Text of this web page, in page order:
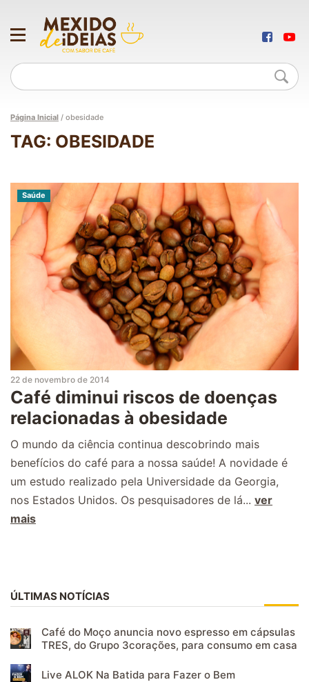
Página Inicial / obesidade
TAG: OBESIDADE
Saúde
22 de novembro de 2014
Café diminui riscos de doenças
relacionadas à obesidade
O mundo da ciência continua descobrindo mais
benefícios do café para a nossa saúde! A novidade é
um estudo realizado pela Universidade da Georgia,
nos Estados Unidos. Os pesquisadores de lá... ver
mais
ÚLTIMAS NOTÍCIAS
Café do Moço anuncia novo espresso em cápsulas
TRES, do Grupo 3corações, para consumo em casa
Live ALOK Na Batida para Fazer o Bem